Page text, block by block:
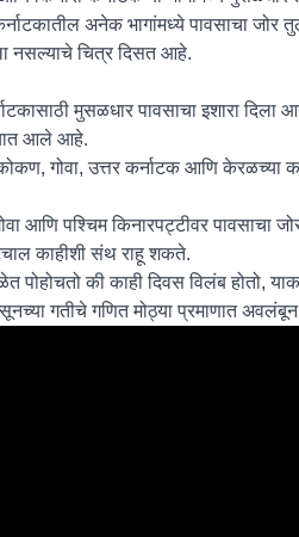
अनेक भागांमध्ये पावसाचा जोर
नसल्याचे चित्र दिसत आहे.
मुसळधार पावसाचा इशारा दिला
आले आहे.
गोवा, उत्तर कर्नाटक आणि केरळच्या
आणि पश्चिम किनारपट्टीवर पावसाचा
काहीशी संथ राहू शकते.
पोहोचतो की काही दिवस विलंब होतो,
गतीचे गणित मोठ्या प्रमाणात